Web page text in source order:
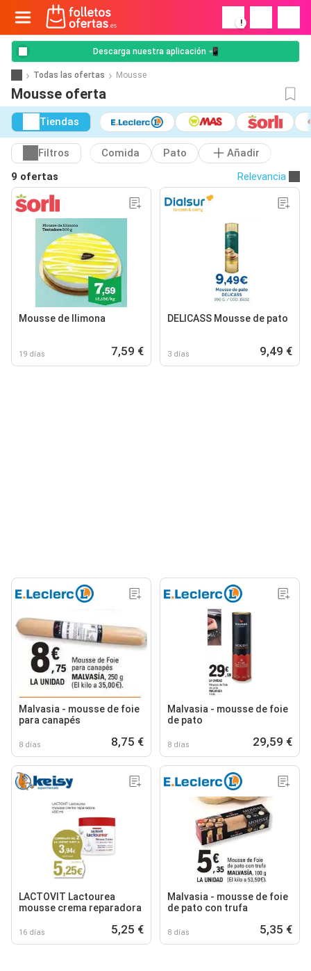
!
Descarga nuestra aplicación 📲
Todas las ofertas Mousse
Mousse oferta
Tiendas
Filtros Comida Pato
Añadir
9 ofertas
Relevancia
Mousse de llimona
19 días 7,59 €
DELICASS Mousse de pato
3 días 9,49 €
Malvasia - mousse de foie
para canapés
8 días 8,75 €
Malvasia - mousse de foie
de pato
8 días 29,59 €
LACTOVIT Lactourea
mousse crema reparadora
16 días 5,25 €
Malvasia - mousse de foie
de pato con trufa
8 días 5,35 €